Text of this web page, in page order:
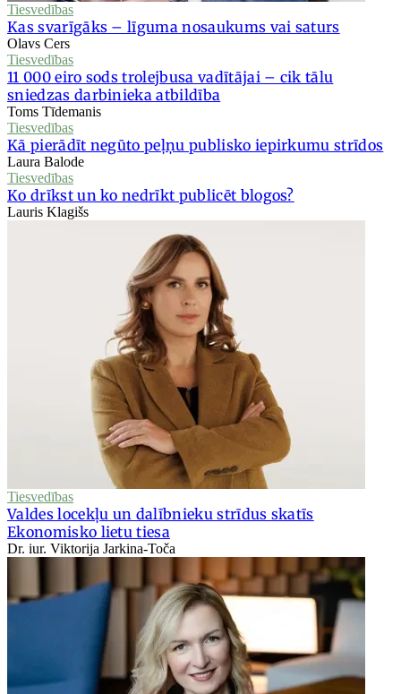
Tiesvedības
Kas svarīgāks – līguma nosaukums vai saturs
Olavs Cers
Tiesvedības
11 000 eiro sods trolejbusa vadītājai – cik tālu
sniedzas darbinieka atbildība
Toms Tīdemanis
Tiesvedības
Kā pierādīt negūto peļņu publisko iepirkumu strīdos
Laura Balode
Tiesvedības
Ko drīkst un ko nedrīkt publicēt blogos?
Lauris Klagišs
Tiesvedības
Valdes locekļu un dalībnieku strīdus skatīs
Ekonomisko lietu tiesa
Dr. iur. Viktorija Jarkina-Toča